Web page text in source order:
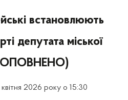
встановлюють
депутата міської
2026 року о 15:30